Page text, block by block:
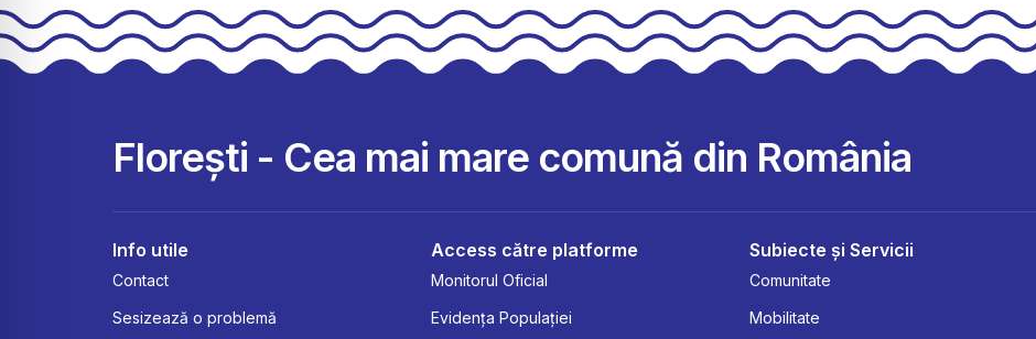
Florești - Cea mai mare comună din România
Info utile
Contact
Sesizează o problemă
Access către platforme
Monitorul Oficial
Evidența Populației
Subiecte și Servicii
Comunitate
Mobilitate